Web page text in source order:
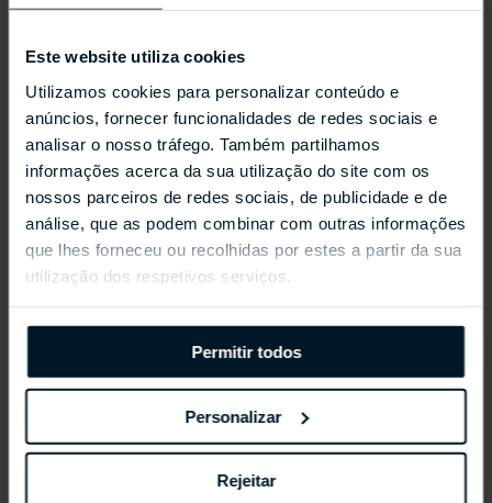
Este website utiliza cookies
Utilizamos cookies para personalizar conteúdo e
anúncios, fornecer funcionalidades de redes sociais e
analisar o nosso tráfego. Também partilhamos
informações acerca da sua utilização do site com os
nossos parceiros de redes sociais, de publicidade e de
análise, que as podem combinar com outras informações
que lhes forneceu ou recolhidas por estes a partir da sua
utilização dos respetivos serviços.
Permitir todos
Personalizar
Rejeitar
Coleções Selecionadas